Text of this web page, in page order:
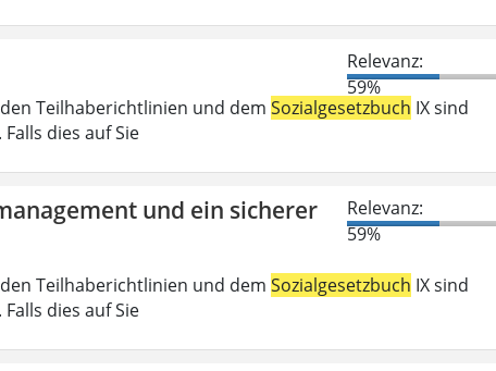
Relevanz:
59%
Teilhaberichtlinien und dem Sozialgesetzbuch IX sind
dies auf Sie
und ein sicherer
Relevanz:
59%
Teilhaberichtlinien und dem Sozialgesetzbuch IX sind
dies auf Sie